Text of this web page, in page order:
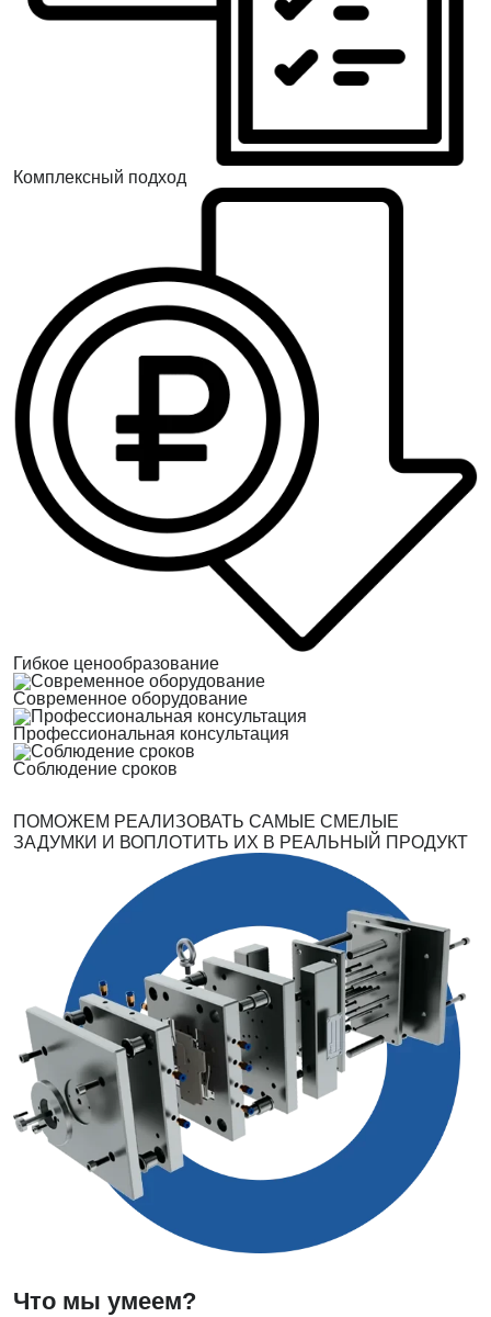
Комплексный подход
Гибкое ценообразование
Современное оборудование
Профессиональная консультация
Соблюдение сроков
ПОМОЖЕМ РЕАЛИЗОВАТЬ САМЫЕ СМЕЛЫЕ
ЗАДУМКИ И ВОПЛОТИТЬ ИХ В РЕАЛЬНЫЙ ПРОДУКТ
Что мы умеем?